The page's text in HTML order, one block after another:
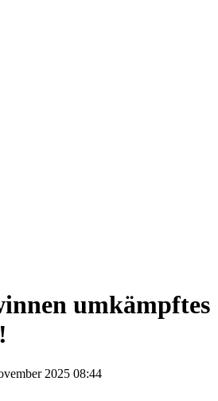
umkämpftes
2025 08:44